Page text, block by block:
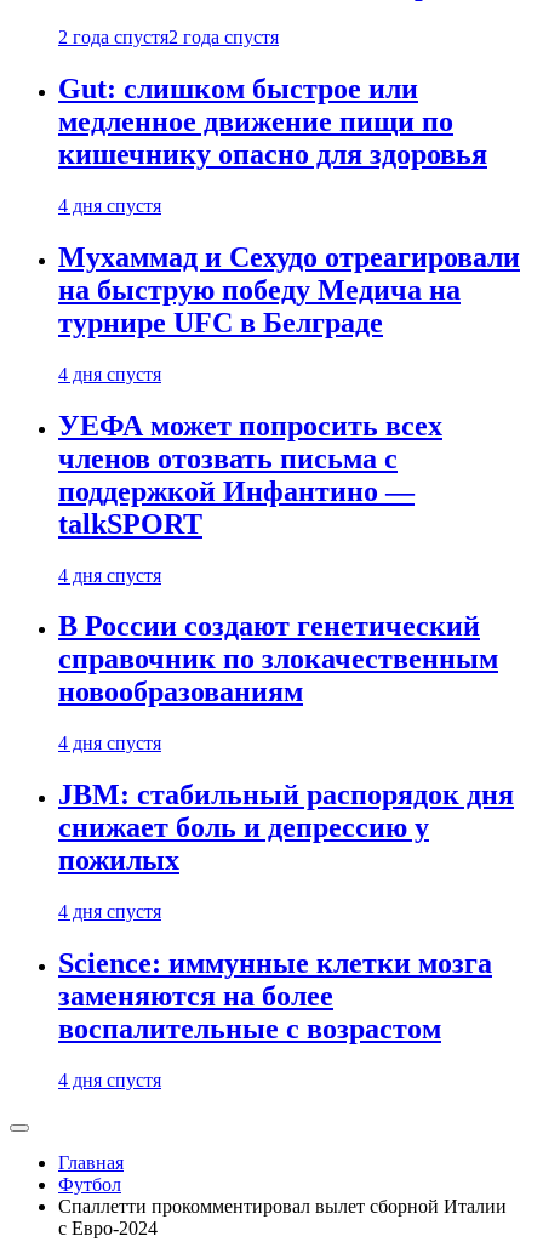
2 года спустя2 года спустя
Gut: слишком быстрое или
медленное движение пищи по
кишечнику опасно для здоровья
4 дня спустя
Мухаммад и Сехудо отреагировали
на быструю победу Медича на
турнире UFC в Белграде
4 дня спустя
УЕФА может попросить всех
членов отозвать письма с
поддержкой Инфантино —
talkSPORT
4 дня спустя
В России создают генетический
справочник по злокачественным
новообразованиям
4 дня спустя
JBM: стабильный распорядок дня
снижает боль и депрессию у
пожилых
4 дня спустя
Science: иммунные клетки мозга
заменяются на более
воспалительные с возрастом
4 дня спустя
Главная
Футбол
Спаллетти прокомментировал вылет сборной Италии
с Евро-2024